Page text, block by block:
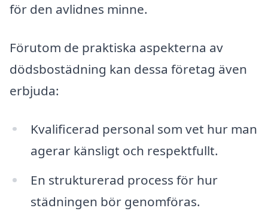
för den avlidnes minne.
Förutom de praktiska aspekterna av
dödsbostädning kan dessa företag även
erbjuda:
Kvalificerad personal som vet hur man
agerar känsligt och respektfullt.
En strukturerad process för hur
städningen bör genomföras.